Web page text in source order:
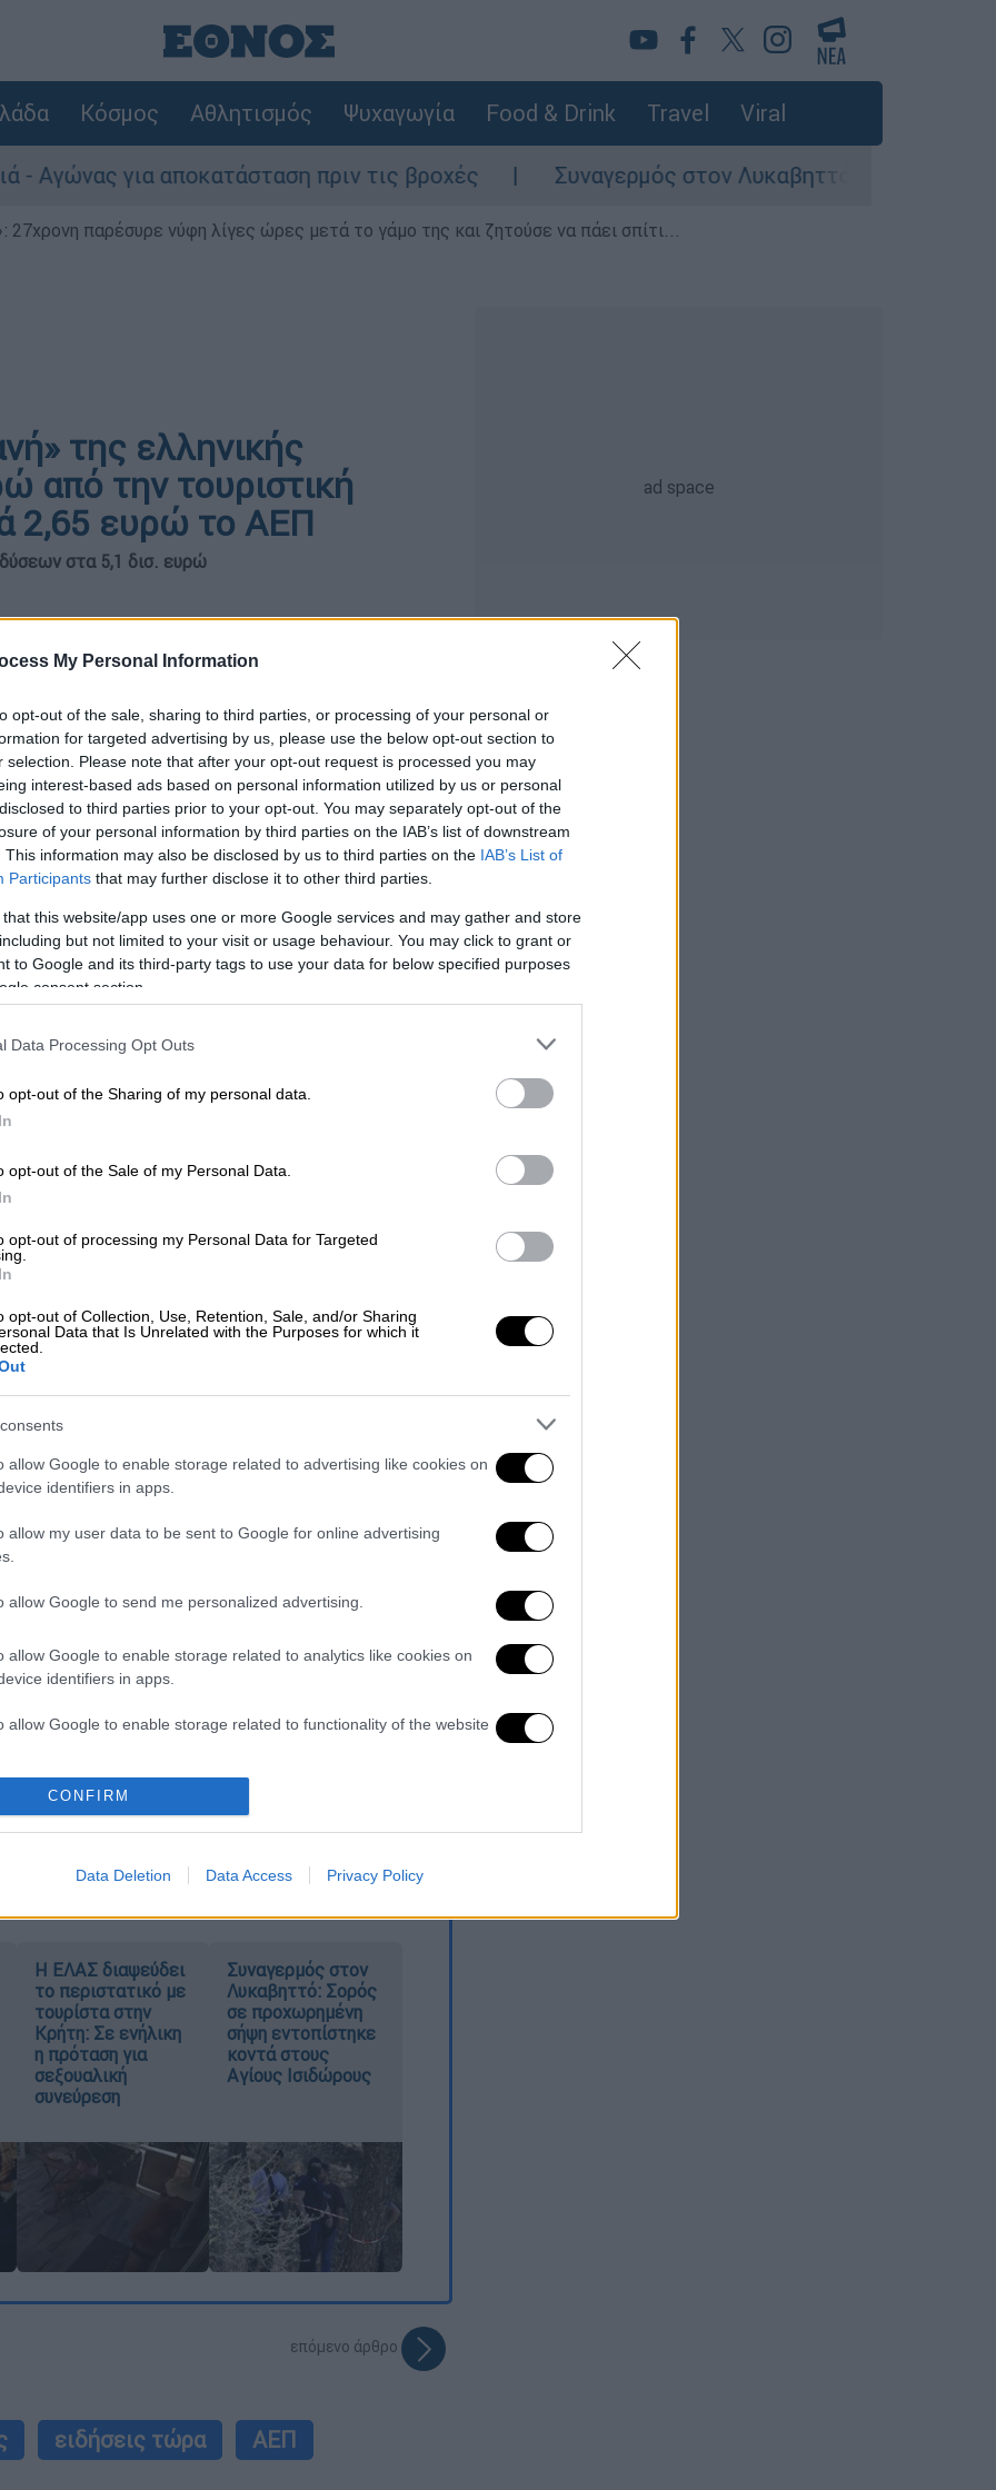
My Personal Information
opt-out of the sale, sharing to third parties, or processing of your personal or
for targeted advertising by us, please use the below opt-out section to
selection. Please note that after your opt-out request is processed you may
interest-based ads based on personal information utilized by us or personal
to third parties prior to your opt-out. You may separately opt-out of the
of your personal information by third parties on the IAB’s list of downstream
This information may also be disclosed by us to third parties on the IAB’s List of
Participants that may further disclose it to other third parties.
that this website/app uses one or more Google services and may gather and store
but not limited to your visit or usage behaviour. You may click to grant or
to Google and its third-party tags to use your data for below specified purposes
consent section.
Data Processing Opt Outs
opt-out of the Sharing of my personal data.
opt-out of the Sale of my Personal Data.
opt-out of processing my Personal Data for Targeted
opt-out of Collection, Use, Retention, Sale, and/or Sharing
Data that Is Unrelated with the Purposes for which it
allow Google to enable storage related to advertising like cookies on
identifiers in apps.
allow my user data to be sent to Google for online advertising
allow Google to send me personalized advertising.
allow Google to enable storage related to analytics like cookies on
identifiers in apps.
allow Google to enable storage related to functionality of the website
allow Google to enable storage related to personalization.
functionality and fraud prevention, and other user protection.
CONFIRM
Data Deletion Data Access Privacy Policy
Κόσμος Αθλητισμός Ψυχαγωγία Food & Drink Travel Viral
για αποκατάσταση πριν τις βροχές Συναγερμός στον Λυκαβηττό: Σορός σε
παρέσυρε νύφη λίγες ώρες μετά το γάμο της και ζητούσε να πάει σπίτι...
της ελληνικής
από την τουριστική
2,65 ευρώ το ΑΕΠ
στα 5,1 δισ. ευρώ
το ΕΘΝΟΣ στη Google
χρόνια, με τον πολλαπλασιαστή που
στο ΑΕΠ να καταγράφει μια
στην τελευταία μελέτη του
Τουριστικών Επιχειρήσεων
οικονομία το 2023".
ΕΘΝΟΣ θα παρεμβαίνει και τα προσβλητικά σχόλια θα
καταχώρηση
Η ΕΛΑΣ διαψεύδει
το περιστατικό με
τουρίστα στην
Κρήτη: Σε ενήλικη
η πρόταση για
σεξουαλική
συνεύρεση
Συναγερμός στον
Λυκαβηττό: Σορός
σε προχωρημένη
σήψη εντοπίστηκε
κοντά στους
Αγίους Ισιδώρους
επόμενο άρθρο
ειδήσεις τώρα ΑΕΠ